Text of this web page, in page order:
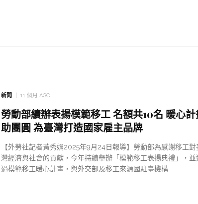
新聞 11 個月 AGO
勞動部續辦表揚模範移工 名額共10名 暖心計
助團圓 為臺灣打造國家雇主品牌
【外勞社記者黃秀娟2025年9月24日報導】勞動部為感謝移工對
灣經濟與社會的貢獻，今年持續舉辦「模範移工表揚典禮」，並
過模範移工暖心計畫，與外交部及移工來源國駐臺機構